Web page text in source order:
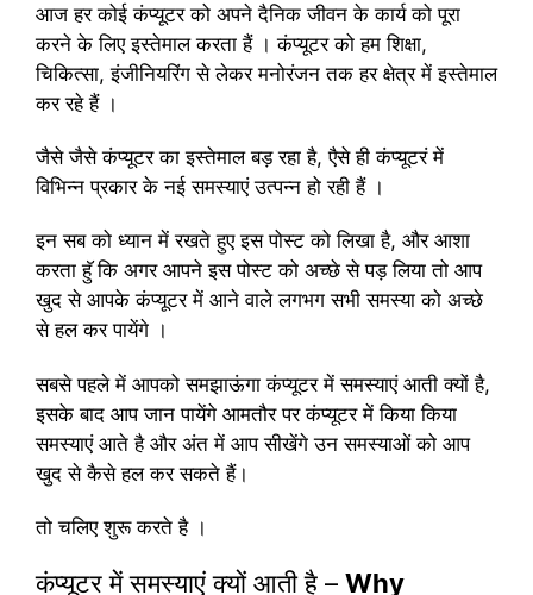
आज हर कोई कंप्यूटर को अपने दैनिक जीवन के कार्य को पूरा
करने के लिए इस्तेमाल करता हैं । कंप्यूटर को हम शिक्षा,
चिकित्सा, इंजीनियरिंग से लेकर मनोरंजन तक हर क्षेत्र में इस्तेमाल
कर रहे हैं ।
जैसे जैसे कंप्यूटर का इस्तेमाल बड़ रहा है, एैसे ही कंप्यूटरं में
विभिन्न प्रकार के नई समस्याएं उत्पन्न हो रही हैं ।
इन सब को ध्यान में रखते हुए इस पोस्ट को लिखा है, और आशा
करता हॅु कि अगर आपने इस पोस्ट को अच्छे से पड़ लिया तो आप
खुद से आपके कंप्यूटर में आने वाले लगभग सभी समस्या को अच्छे
से हल कर पायेंगे ।
सबसे पहले में आपको समझाऊंगा कंप्यूटर में समस्याएं आती क्यों है,
इसके बाद आप जान पायेंगे आमतौर पर कंप्यूटर में किया किया
समस्याएं आते है और अंत में आप सीखेंगे उन समस्याओं को आप
खुद से कैसे हल कर सकते हैं।
तो चलिए शुरू करते है ।
कंप्यूटर में समस्याएं क्यों आती है – Why